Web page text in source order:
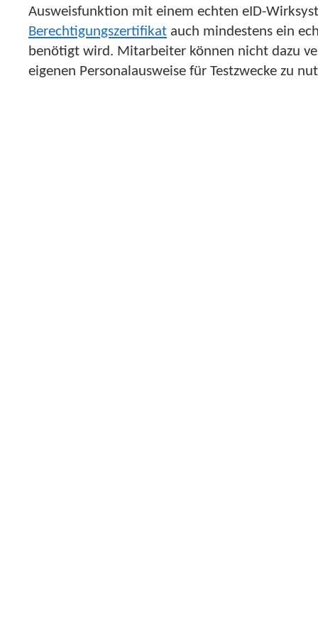
Ausweisfunktion mit einem echten eID-
Berechtigungszertifikat auch mindestens ein
benötigt wird. Mitarbeiter können nicht dazu
eigenen Personalausweise für Testzwecke zu